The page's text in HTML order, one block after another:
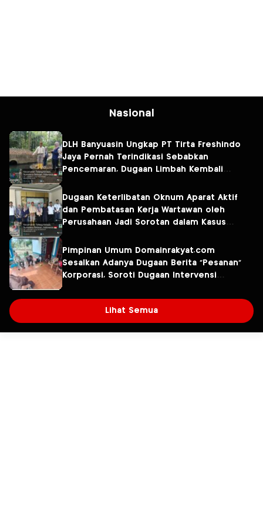
Nasional
DLH Banyuasin Ungkap PT Tirta Freshindo
Jaya Pernah Terindikasi Sebabkan
Pencemaran, Dugaan Limbah Kembali
Dugaan Keterlibatan Oknum Aparat Aktif
dan Pembatasan Kerja Wartawan oleh
Perusahaan Jadi Sorotan dalam Kasus
Fresindo Jaya
Pimpinan Umum Domainrakyat.com
Sesalkan Adanya Dugaan Berita “Pesanan”
Korporasi, Soroti Dugaan Intervensi
Lingkungan
Lihat Semua